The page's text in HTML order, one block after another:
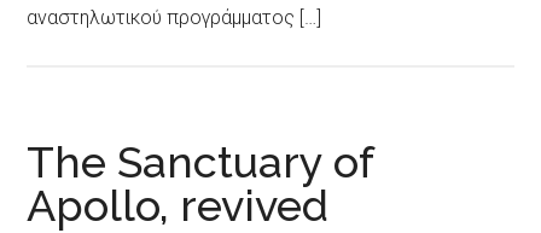
αναστηλωτικού προγράμματος […]
The Sanctuary of
Apollo, revived